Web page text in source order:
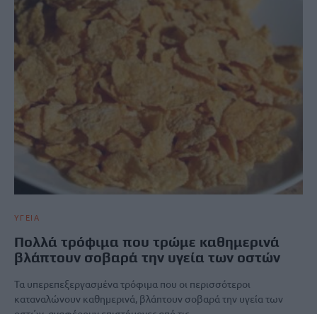
ΥΓΕΙΑ
Πολλά τρόφιμα που τρώμε καθημερινά
βλάπτουν σοβαρά την υγεία των οστών
Τα υπερεπεξεργασμένα τρόφιμα που οι περισσότεροι
καταναλώνουν καθημερινά, βλάπτουν σοβαρά την υγεία των